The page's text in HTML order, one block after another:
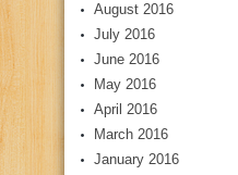
August 2016
July 2016
June 2016
May 2016
April 2016
March 2016
January 2016